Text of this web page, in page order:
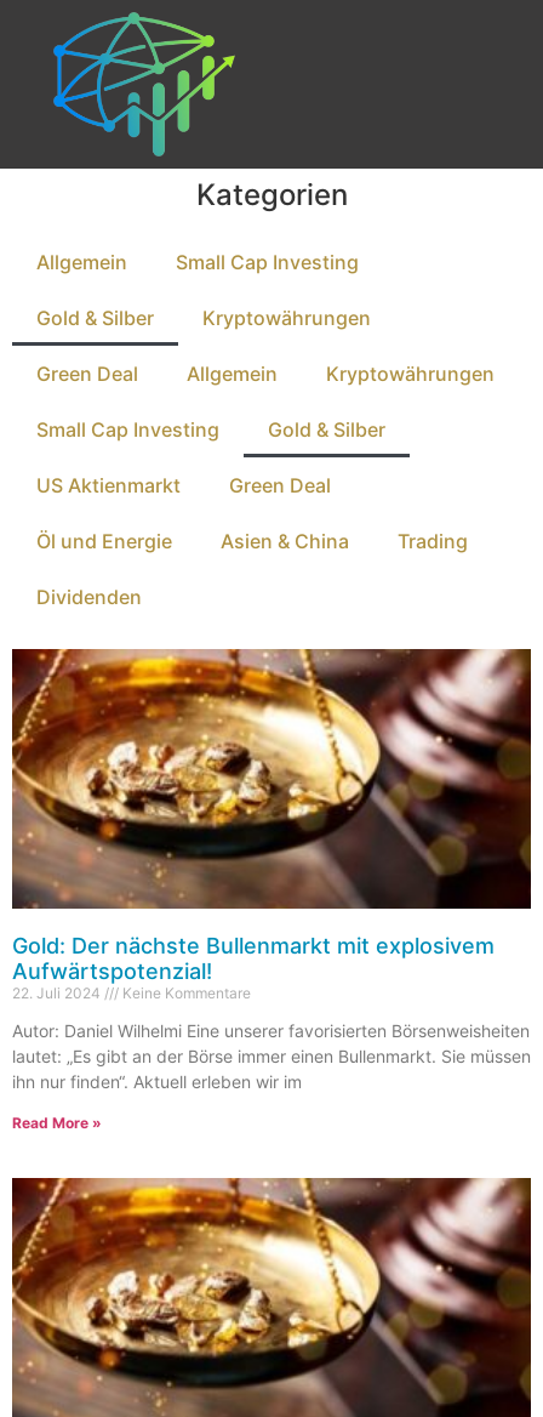
Kategorien
Allgemein Small Cap Investing
Gold & Silber Kryptowährungen
Green Deal Allgemein Kryptowährungen
Small Cap Investing Gold & Silber
US Aktienmarkt Green Deal
Öl und Energie Asien & China Trading
Dividenden
Gold: Der nächste Bullenmarkt mit explosivem
Aufwärtspotenzial!
22. Juli 2024 Keine Kommentare
Autor: Daniel Wilhelmi Eine unserer favorisierten Börsenweisheiten
lautet: „Es gibt an der Börse immer einen Bullenmarkt. Sie müssen
ihn nur finden“. Aktuell erleben wir im
Read More »